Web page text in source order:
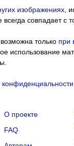
изображениях,
совпадает с
только при
использование
конфиденциальности
О проекте
FAQ